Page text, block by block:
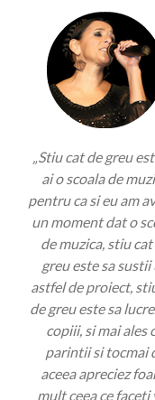
„Stiu cat de greu
ai o scoala de
pentru ca si eu am
un moment dat o
de muzica, stiu cat
greu este sa sustii
astfel de proiect,
de greu este sa
copiii, si mai ales
parintii si tocmai
aceea apreciez
mult ceea ce faceti